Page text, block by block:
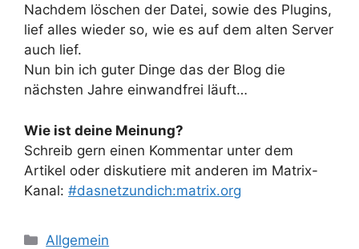
Nachdem löschen der Datei, sowie des Plugins,
lief alles wieder so, wie es auf dem alten Server
auch lief.
Nun bin ich guter Dinge das der Blog die
nächsten Jahre einwandfrei läuft…
Wie ist deine Meinung?
Schreib gern einen Kommentar unter dem
Artikel oder diskutiere mit anderen im Matrix-
Kanal: #dasnetzundich:matrix.org
Kategorien
Allgemein